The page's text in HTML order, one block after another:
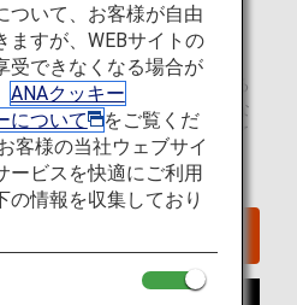
館、博物館から、賑わいのある
ンなど、豊かな歴史と現代的な
べての旅行者を楽しませ、魅了
ついて、お客様が自由
ますが、WEBサイトの
受できなくなる場合が
ANAクッキー
について
をご覧くだ
客様の当社ウェブサイ
ービスを快適にご利用
の情報を収集しており